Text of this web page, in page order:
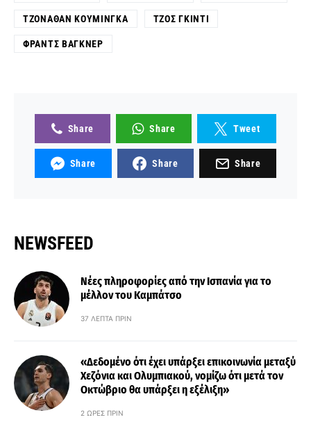
ΤΖΌΝΑΘΑΝ ΚΟΥΜΊΝΓΚΑ ΤΖΟΣ ΓΚΊΝΤΙ
ΦΡΑΝΤΣ ΒΆΓΚΝΕΡ
Share Share Tweet
Share Share Share
NEWSFEED
Νέες πληροφορίες από την Ισπανία για το
μέλλον του Καμπάτσο
37 ΛΕΠΤΆ ΠΡΙΝ
«Δεδομένο ότι έχει υπάρξει επικοινωνία μεταξύ
Χεζόνια και Ολυμπιακού, νομίζω ότι μετά τον
Οκτώβριο θα υπάρξει η εξέλιξη»
2 ΏΡΕΣ ΠΡΙΝ